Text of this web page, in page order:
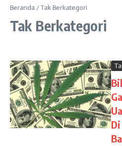
Beranda /Tak Berkategori
Tak Berkategori